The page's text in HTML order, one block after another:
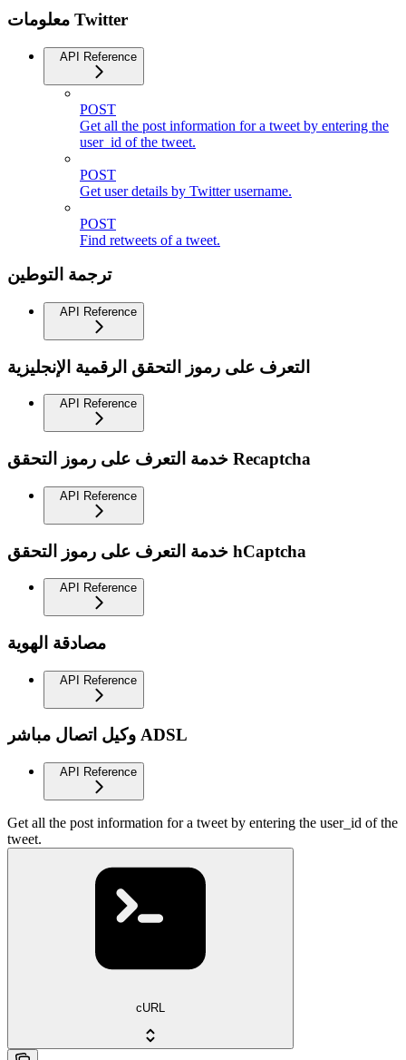
معلومات Twitter
API Reference
POST
Get all the post information for a tweet by entering the
user_id of the tweet.
POST
Get user details by Twitter username.
POST
Find retweets of a tweet.
ترجمة التوطين
API Reference
التعرف على رموز التحقق الرقمية الإنجليزية
API Reference
خدمة التعرف على رموز التحقق Recaptcha
API Reference
خدمة التعرف على رموز التحقق hCaptcha
API Reference
مصادقة الهوية
API Reference
وكيل اتصال مباشر ADSL
API Reference
Get all the post information for a tweet by entering the user_id of the
tweet.
cURL